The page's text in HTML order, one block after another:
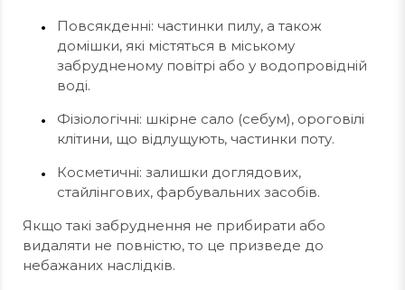
Повсякденні: частинки пилу, а також
домішки, які містяться в міському
забрудненому повітрі або у водопровідній
воді.
Фізіологічні: шкірне сало (себум), ороговілі
клітини, що відлущують, частинки поту.
Косметичні: залишки доглядових,
стайлінгових, фарбувальних засобів.
Якщо такі забруднення не прибирати або
видаляти не повністю, то це призведе до
небажаних наслідків.